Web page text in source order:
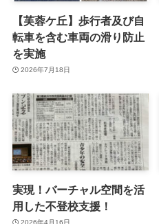
【芙蓉ケ丘】歩行者及び自
転車を含む車両の滑り防止
を実施
2026年7月18日
実現！バーチャル空間を活
用した不登校支援！